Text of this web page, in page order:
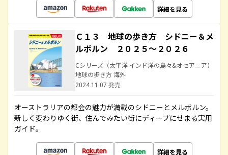
詳細を見る
Ｃ１３ 地球の歩き方 シドニー＆メ
ルボルン ２０２５～２０２６
Cシリーズ（太平洋 インド洋の島々&オセアニア）
地球の歩き方 海外
2024.11.07 発売
オーストラリアの都会の魅力が満載のシドニーとメルボルン。
新しく変わりゆく街、住んでみたい街にディープにせまる実用
ガイド。
詳細を見る